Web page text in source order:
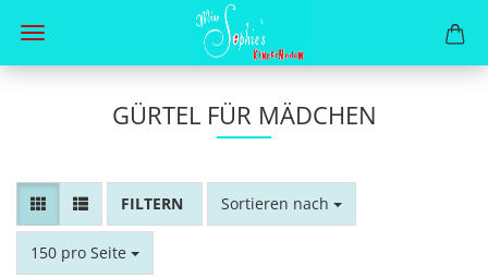
GÜRTEL FÜR MÄDCHEN
FILTERSortieren nach
Sortieren nach
150 pro Seite
pro Seite